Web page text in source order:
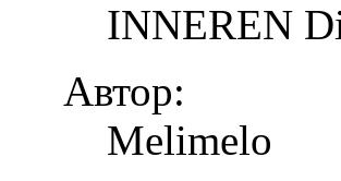
INNEREN
Автор:
Melimelo